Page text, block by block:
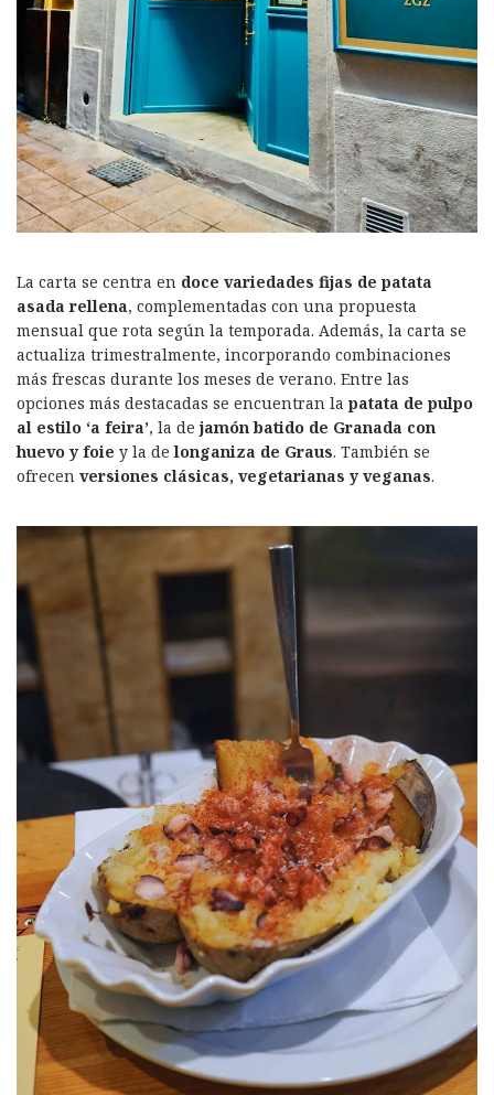
La carta se centra en doce variedades fijas de patata
asada rellena, complementadas con una propuesta
mensual que rota según la temporada. Además, la carta se
actualiza trimestralmente, incorporando combinaciones
más frescas durante los meses de verano. Entre las
opciones más destacadas se encuentran la patata de pulpo
al estilo ‘a feira’, la dejamón batido de Granada con
huevo y foie y la delonganiza de Graus. También se
ofrecen versiones clásicas, vegetarianas y veganas.